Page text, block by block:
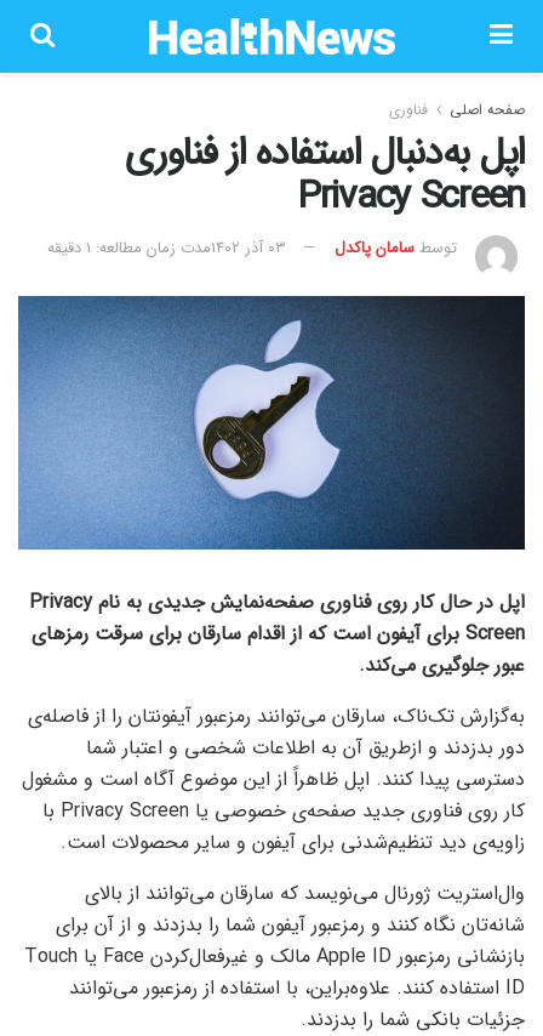
صفحه اصلی فناوری
اپل به‌دنبال استفاده از فناوری
Privacy Screen
توسطسامان پاکدل ۰۳ آذر ۱۴۰۲ مدت زمان مطالعه: 1 دقیقه
اپل در حال کار روی فناوری صفحه‌نمایش جدیدی به نام Privacy
Screen برای آیفون است که از اقدام سارقان برای سرقت رمزهای
عبور جلوگیری می‌کند.
به‌گزارش تک‌ناک، سارقان می‌توانند رمزعبور آیفونتان را از فاصله‌ی
دور بدزدند و ازطریق آن به اطلاعات شخصی و اعتبار شما
دسترسی پیدا کنند. اپل ظاهراً از این موضوع آگاه است و مشغول
کار روی فناوری جدید صفحه‌ی خصوصی یا Privacy Screen با
زاویه‌ی دید تنظیم‌شدنی برای آیفون و سایر محصولات است.
وال‌استریت ژورنال می‌نویسد که سارقان می‌توانند از بالای
شانه‌‌تان نگاه کنند و رمزعبور آیفون شما را بدزدند و از آن برای
بازنشانی رمزعبور Apple ID مالک و غیرفعال‌کردن Face یا Touch
ID استفاده کنند. علاوه‌براین، با استفاده از رمزعبور می‌توانند
جزئیات بانکی شما را بدزدند.